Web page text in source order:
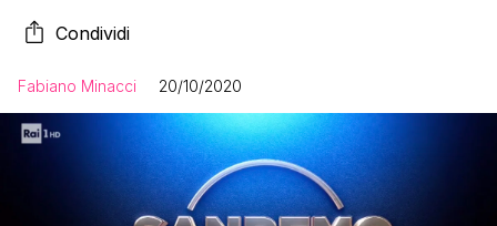
Condividi
Fabiano Minacci 20/10/2020